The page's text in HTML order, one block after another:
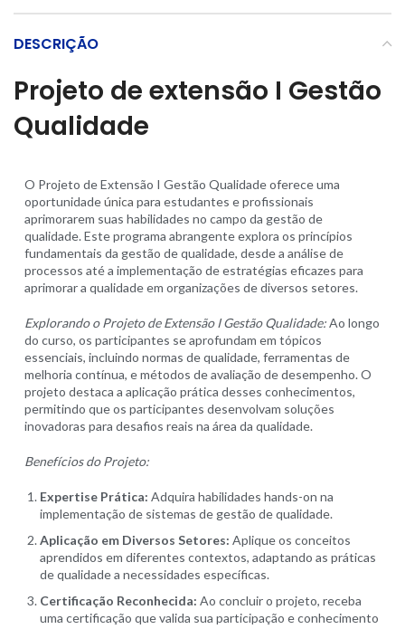
DESCRIÇÃO
Projeto de extensão I Gestão
Qualidade
O Projeto de Extensão I Gestão Qualidade oferece uma
oportunidadeúnica para estudantes e profissionais
aprimorarem suas habilidades no campo da gestão de
qualidade. Este programa abrangente explora os princípios
fundamentais da gestão de qualidade, desde a análise de
processos até a implementação de estratégias eficazes para
aprimorar a qualidade em organizações de diversos setores.
Explorando o Projeto de Extensão I Gestão Qualidade:Ao longo
do curso, os participantes se aprofundam em tópicos
essenciais, incluindo normas de qualidade, ferramentas de
melhoria contínua, e métodos de avaliação de desempenho. O
projeto destaca a aplicação prática desses conhecimentos,
permitindo que os participantes desenvolvam soluções
inovadoras para desafios reais na área da qualidade.
Benefícios do Projeto:
Expertise Prática: Adquira habilidades hands-on na
implementação de sistemas de gestão de qualidade.
Aplicação em Diversos Setores: Aplique os conceitos
aprendidos em diferentes contextos, adaptando as práticas
de qualidade a necessidades específicas.
Certificação Reconhecida: Ao concluir o projeto, receba
uma certificação que valida sua participação e conhecimento